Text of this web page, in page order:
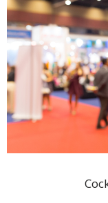
Hubungi
Kami
Ajukan
Penawaran
Harga